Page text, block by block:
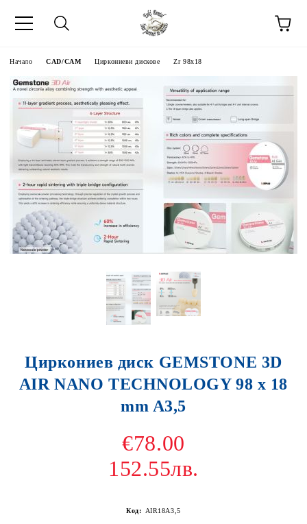
Начало CAD/CAM Циркониеви дискове Zr 98x18
Циркониев диск GEMSTONE 3D
AIR NANO TECHNOLOGY 98 x 18
mm A3,5
€78.00
152.55лв.
Код: AIR18A3,5